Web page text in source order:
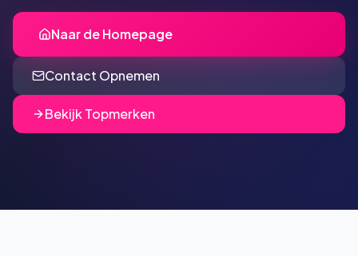
Naar de Homepage
Contact Opnemen
Bekijk Topmerken